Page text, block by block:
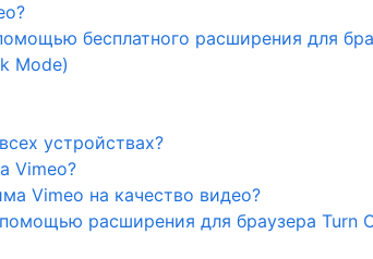
бесплатного расширения для
Mode)
устройствах?
Vimeo?
Vimeo на качество видео?
расширения для браузера Turn